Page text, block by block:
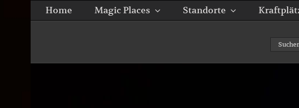
Home Magic Places Standorte
Suche
nach: